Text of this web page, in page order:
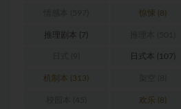
惊悚 (8)
推理剧本 (7)
日式本 (107)
机制本 (313)
欢乐 (8)